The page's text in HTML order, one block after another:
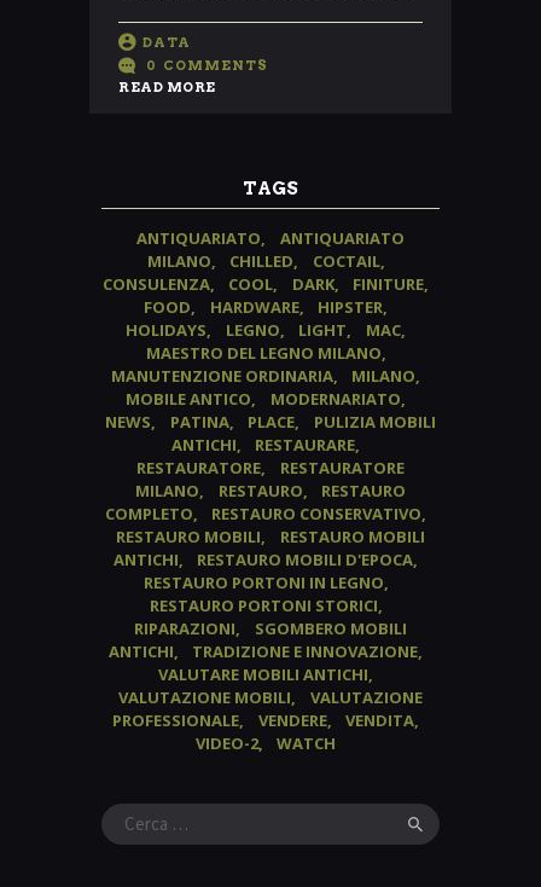
DATA
0 COMMENTS
READ MORE
TAGS
ANTIQUARIATO
ANTIQUARIATO
MILANO
CHILLED
COCTAIL
CONSULENZA
COOL DARK
FINITURE
FOOD
HARDWARE
HIPSTER
HOLIDAYS
LEGNO LIGHT
MAC
MAESTRO DEL LEGNO MILANO
MANUTENZIONE ORDINARIA
MILANO
MOBILE ANTICO
MODERNARIATO
NEWS
PATINA PLACE
PULIZIA MOBILI
ANTICHI
RESTAURARE
RESTAURATORE
RESTAURATORE
MILANO
RESTAURO
RESTAURO
COMPLETO
RESTAURO CONSERVATIVO
RESTAURO MOBILI
RESTAURO MOBILI
ANTICHI
RESTAURO MOBILI D'EPOCA
RESTAURO PORTONI IN LEGNO
RESTAURO PORTONI STORICI
RIPARAZIONI
SGOMBERO MOBILI
ANTICHI
TRADIZIONE E INNOVAZIONE
VALUTARE MOBILI ANTICHI
VALUTAZIONE MOBILI
VALUTAZIONE
PROFESSIONALE
VENDERE
VENDITA
VIDEO-2
WATCH
Ricerca
per: